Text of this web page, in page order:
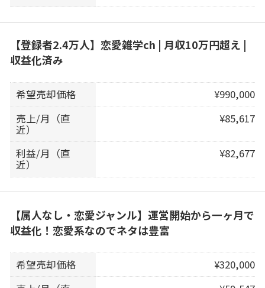
【登録者2.4万人】恋愛雑学ch | 月収10万円超え |
収益化済み
希望売却価格
¥990,000
売上/月（直
近）
¥85,617
利益/月（直
近）
¥82,677
【属人なし・恋愛ジャンル】運営開始から一ヶ月で
収益化！恋愛系なのでネタは豊富
希望売却価格
¥320,000